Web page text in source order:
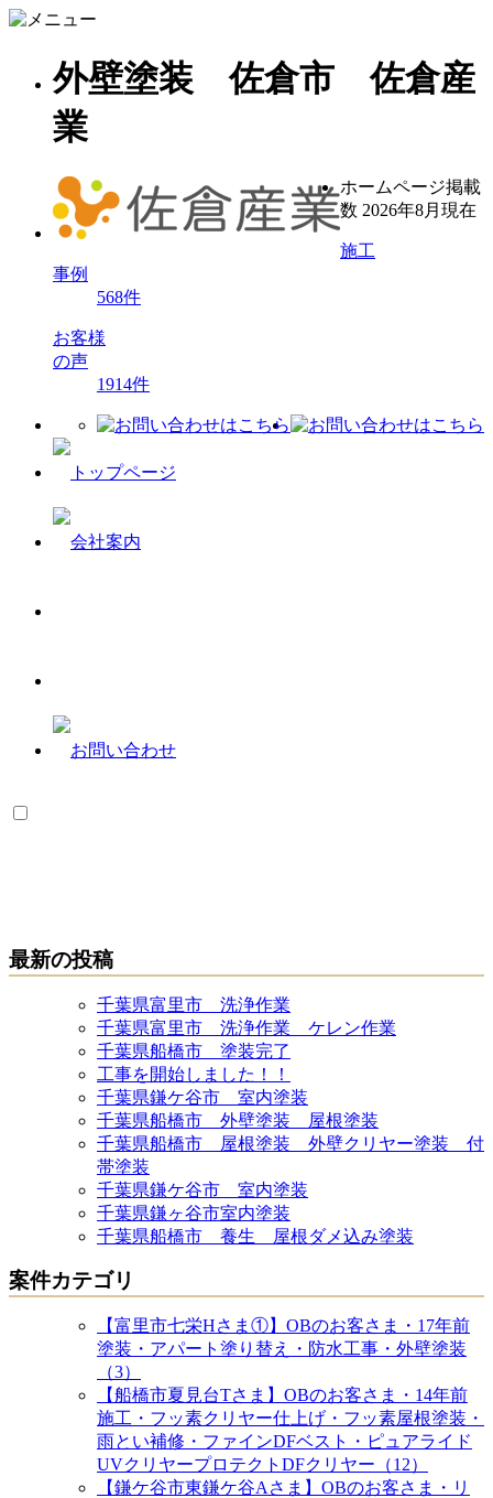
外壁塗装 佐倉市 佐倉産
業
ホームページ掲載
数 2026年8月現在
施工
事例
568件
お客様
の声
1914件
最新の投稿
千葉県富里市 洗浄作業
千葉県富里市 洗浄作業 ケレン作業
千葉県船橋市 塗装完了
工事を開始しました！！
千葉県鎌ケ谷市 室内塗装
千葉県船橋市 外壁塗装 屋根塗装
千葉県船橋市 屋根塗装 外壁クリヤー塗装 付
帯塗装
千葉県鎌ケ谷市 室内塗装
千葉県鎌ヶ谷市室内塗装
千葉県船橋市 養生 屋根ダメ込み塗装
案件カテゴリ
【富里市七栄Hさま①】OBのお客さま・17年前
塗装・アパート塗り替え・防水工事・外壁塗装
（3）
【船橋市夏見台Tさま】OBのお客さま・14年前
施工・フッ素クリヤー仕上げ・フッ素屋根塗装・
雨とい補修・ファインDFベスト・ピュアライド
UVクリヤープロテクトDFクリヤー（12）
【鎌ケ谷市東鎌ケ谷Aさま】OBのお客さま・リ